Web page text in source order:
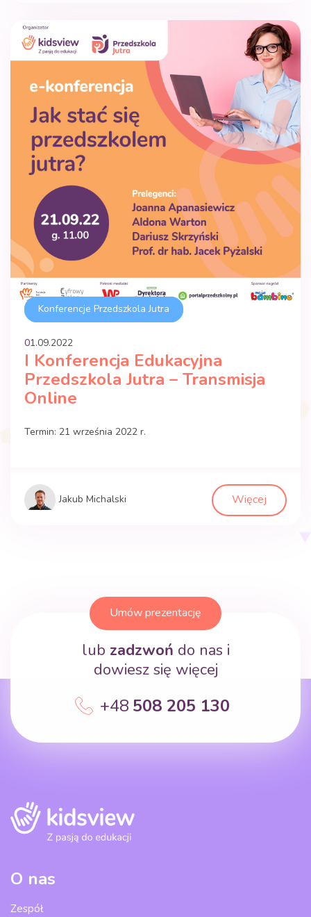
Konferencje Przedszkola Jutra
01.09.2022
I Konferencja Edukacyjna
Przedszkola Jutra – Transmisja
Online
Termin: 21 września 2022 r.
Jakub Michalski Więcej
Umów prezentację
lub zadzwoń do nas i
dowiesz się więcej
+48 508 205 130
O nas
Zespół